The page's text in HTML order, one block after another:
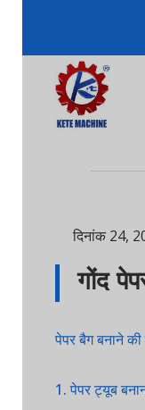
दिनांक 24, 2021
गोंद
पेपर बैग बनाने की
1. पेपर ट्यूब बनाना